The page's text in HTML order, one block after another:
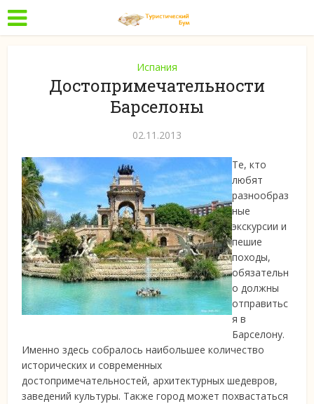
Испания
Достопримечательности
Барселоны
02.11.2013
Те, кто
любят
разнообраз
ные
экскурсии и
пешие
походы,
обязательн
о должны
отправитьс
я в
Барселону.
Именно здесь собралось наибольшее количество
исторических и современных
достопримечательностей, архитектурных шедевров,
заведений культуры. Также город может похвастаться